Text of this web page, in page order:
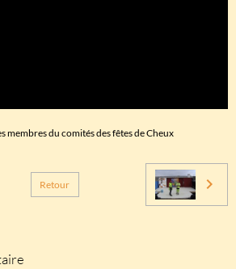
membres du comités des fêtes de Cheux
Retour